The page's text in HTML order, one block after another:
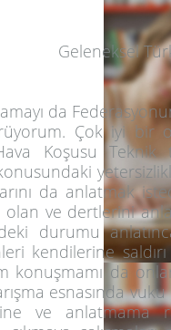
da
Çok iyi bir
Koşusu Teknik
da anlatmak
olan ve dertlerini
durumu
kendilerine saldırı
konuşmamı da
esnasında
ve anlatmama